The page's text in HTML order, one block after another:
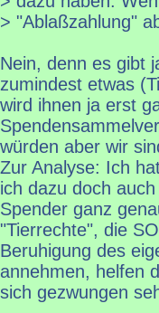
> "Ablaßzahlung"
Nein, denn es gibt
zumindest etwas
wird ihnen ja erst
würden aber wir
Zur Analyse: Ich
ich dazu doch
Spender ganz
"Tierrechte", die
Beruhigung des
annehmen, helfen
sich gezwungen